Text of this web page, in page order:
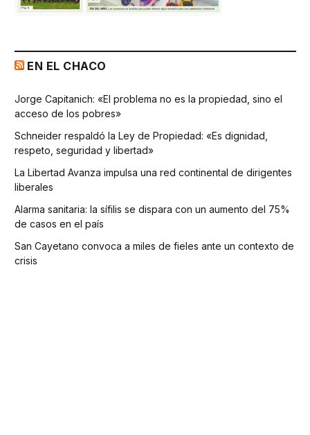
EN EL CHACO
Jorge Capitanich: «El problema no es la propiedad, sino el
acceso de los pobres»
Schneider respaldó la Ley de Propiedad: «Es dignidad,
respeto, seguridad y libertad»
La Libertad Avanza impulsa una red continental de dirigentes
liberales
Alarma sanitaria: la sífilis se dispara con un aumento del 75%
de casos en el país
San Cayetano convoca a miles de fieles ante un contexto de
crisis